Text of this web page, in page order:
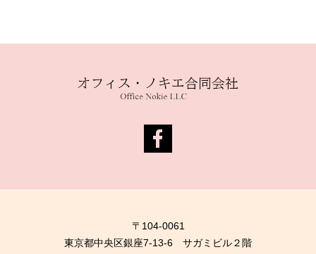
〒104-0061
東京都中央区銀座7-13-6 サガミビル２階